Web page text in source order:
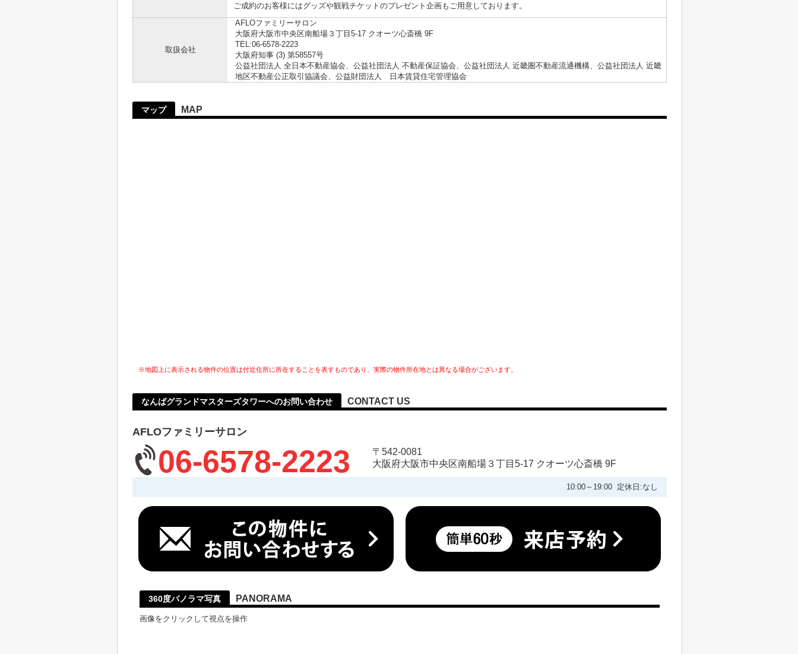
ご成約のお客様にはグッズや観戦チケットのプレゼント企画もご用意しております。
取扱会社
AFLOファミリーサロン
大阪府大阪市中央区南船場３丁目5-17 クオーツ心斎橋 9F
TEL:06-6578-2223
大阪府知事 (3) 第58557号
公益社団法人 全日本不動産協会、公益社団法人 不動産保証協会、公益社団法人 近畿圏不動産流通機構、公益社団法人 近畿
地区不動産公正取引協議会、公益財団法人 日本賃貸住宅管理協会
マップ MAP
※地図上に表示される物件の位置は付近住所に所在することを表すものであり、実際の物件所在地とは異なる場合がございます。
なんばグランドマスターズタワーへのお問い合わせ CONTACT US
AFLOファミリーサロン
06-6578-2223
〒542-0081
大阪府大阪市中央区南船場３丁目5-17 クオーツ心斎橋 9F
10:00～19:00 定休日:なし
360度パノラマ写真 PANORAMA
画像をクリックして視点を操作